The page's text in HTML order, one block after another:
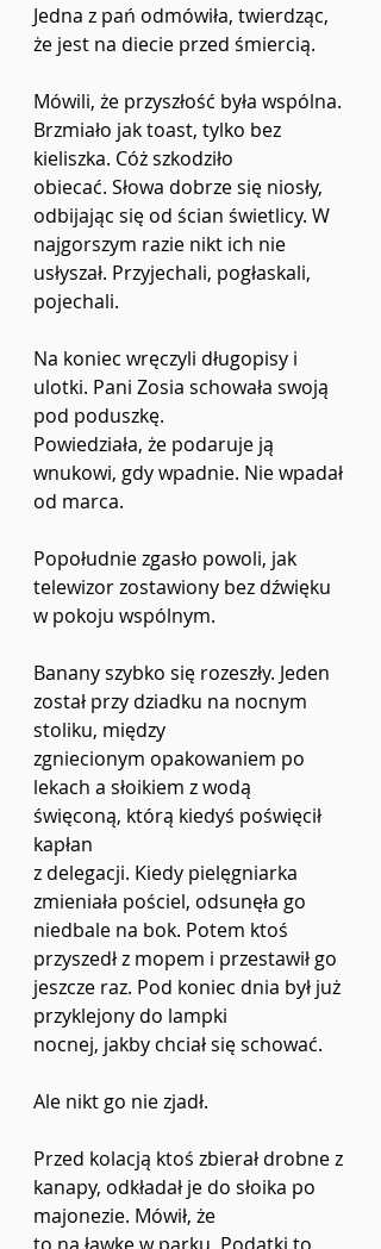
Jedna z pań odmówiła, twierdząc,
że jest na diecie przed śmiercią.
Mówili, że przyszłość była wspólna.
Brzmiało jak toast, tylko bez
kieliszka. Cóż szkodziło
obiecać. Słowa dobrze się niosły,
odbijając się od ścian świetlicy. W
najgorszym razie nikt ich nie
usłyszał. Przyjechali, pogłaskali,
pojechali.
Na koniec wręczyli długopisy i
ulotki. Pani Zosia schowała swoją
pod poduszkę.
Powiedziała, że podaruje ją
wnukowi, gdy wpadnie. Nie wpadał
od marca.
Popołudnie zgasło powoli, jak
telewizor zostawiony bez dźwięku
w pokoju wspólnym.
Banany szybko się rozeszły. Jeden
został przy dziadku na nocnym
stoliku, między
zgniecionym opakowaniem po
lekach a słoikiem z wodą
święconą, którą kiedyś poświęcił
kapłan
z delegacji. Kiedy pielęgniarka
zmieniała pościel, odsunęła go
niedbale na bok. Potem ktoś
przyszedł z mopem i przestawił go
jeszcze raz. Pod koniec dnia był już
przyklejony do lampki
nocnej, jakby chciał się schować.
Ale nikt go nie zjadł.
Przed kolacją ktoś zbierał drobne z
kanapy, odkładał je do słoika po
majonezie. Mówił, że